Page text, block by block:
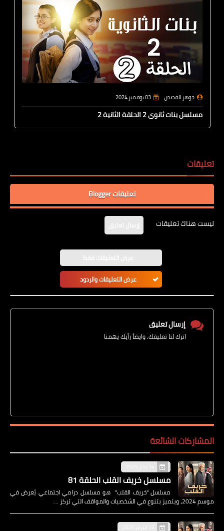
جوهر القصص 03 نوفمبر 2024
مسلسل بنات ثانوى 2 الحلقة الثانية 2
تعليقات
تعليقات Blogger
ليست هناك تعليقات إرسال تعليق
عرض التعليقات فقط
عرض التعليقات والردود
إرسال تعليق
اترك لنا تعليقك، وايضاً رأيك يهمنا
المشاركات الشائعة
مسلسل خريف القلب الحلقة 81
مسلسل "خريف القلب" هو مسلسل درامي اجتماعي يُعرض في
موسم 2024، ويتميز بتنوع في الشخصيات والمواقف التي تركز …